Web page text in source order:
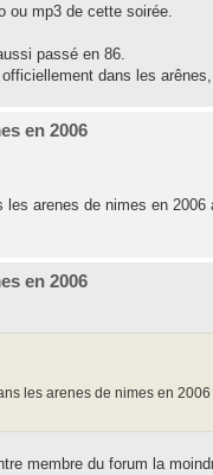
ou mp3 de cette soirée.
passé en 86.
dans les
en 2006
arenes de nimes en 2006
en 2006
les arenes de nimes en
membre du forum la